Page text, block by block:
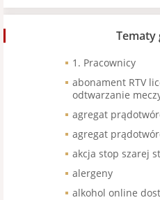
Tematy
1. Pracownicy
abonament RTV
odtwarzanie
agregat
agregat
akcja stop szarej
alergeny
alkohol online